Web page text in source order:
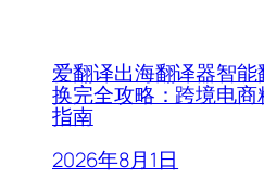
爱翻译出海翻译器智
换完全攻略：跨境电
指南
2026年8月1日